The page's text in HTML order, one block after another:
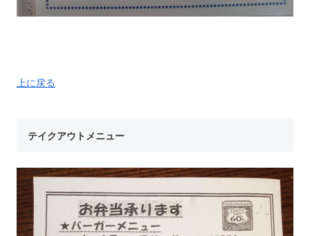
上に戻る
テイクアウトメニュー